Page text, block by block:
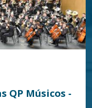
QP Músicos -